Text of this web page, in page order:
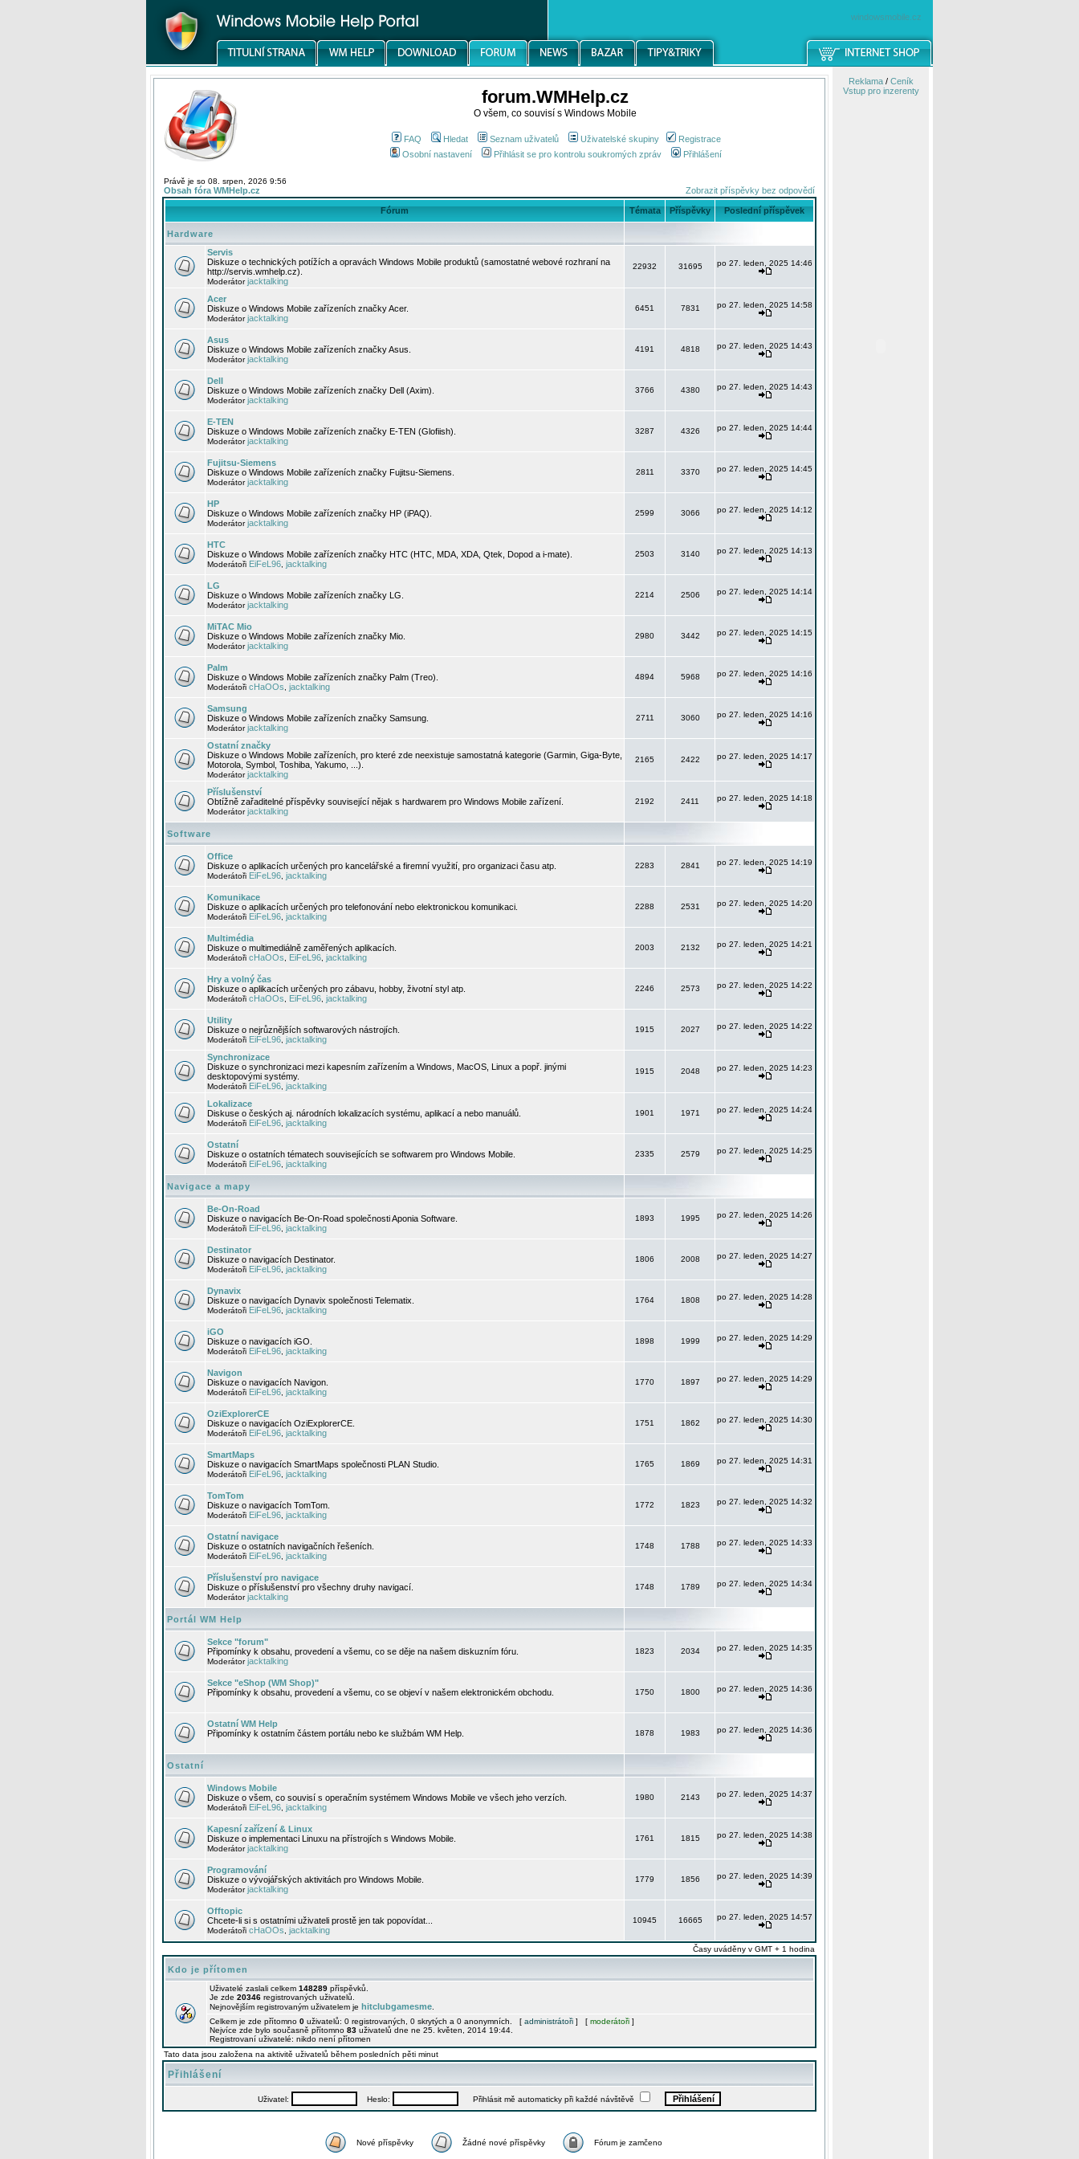
windowsmobile.cz
forum.WMHelp.cz
O všem, co souvisí s Windows Mobile
FAQ Hledat Seznam uživatelů Uživatelské skupiny
Registrace
Osobní nastavení
Přihlásit se pro kontrolu soukromých zpráv Přihlášení
Právě je so 08. srpen, 2026 9:56
Obsah fóra WMHelp.cz Zobrazit příspěvky bez odpovědí
Fórum Témata Příspěvky Poslední příspěvek
Hardware
Servis
Diskuze o technických potížích a opravách Windows Mobile produktů (samostatné webové rozhraní na
http://servis.wmhelp.cz).
Moderátorjacktalking
22932 31695 po 27. leden, 2025 14:46
Acer
Diskuze o Windows Mobile zařízeních značky Acer.
Moderátorjacktalking
6451 7831 po 27. leden, 2025 14:58
Asus
Diskuze o Windows Mobile zařízeních značky Asus.
Moderátorjacktalking
4191 4818 po 27. leden, 2025 14:43
Dell
Diskuze o Windows Mobile zařízeních značky Dell (Axim).
Moderátorjacktalking
3766 4380 po 27. leden, 2025 14:43
E-TEN
Diskuze o Windows Mobile zařízeních značky E-TEN (Glofiish).
Moderátorjacktalking
3287 4326 po 27. leden, 2025 14:44
Fujitsu-Siemens
Diskuze o Windows Mobile zařízeních značky Fujitsu-Siemens.
Moderátorjacktalking
2811 3370 po 27. leden, 2025 14:45
HP
Diskuze o Windows Mobile zařízeních značky HP (iPAQ).
Moderátorjacktalking
2599 3066 po 27. leden, 2025 14:12
HTC
Diskuze o Windows Mobile zařízeních značky HTC (HTC, MDA, XDA, Qtek, Dopod a i-mate).
Moderátoři EiFeL96 jacktalking
2503 3140 po 27. leden, 2025 14:13
LG
Diskuze o Windows Mobile zařízeních značky LG.
Moderátorjacktalking
2214 2506 po 27. leden, 2025 14:14
MiTAC Mio
Diskuze o Windows Mobile zařízeních značky Mio.
Moderátorjacktalking
2980 3442 po 27. leden, 2025 14:15
Palm
Diskuze o Windows Mobile zařízeních značky Palm (Treo).
Moderátoři cHaOOs jacktalking
4894 5968 po 27. leden, 2025 14:16
Samsung
Diskuze o Windows Mobile zařízeních značky Samsung.
Moderátorjacktalking
2711 3060 po 27. leden, 2025 14:16
Ostatní značky
Diskuze o Windows Mobile zařízeních, pro které zde neexistuje samostatná kategorie (Garmin, Giga-Byte,
Motorola, Symbol, Toshiba, Yakumo, ...).
Moderátorjacktalking
2165 2422 po 27. leden, 2025 14:17
Příslušenství
Obtížně zařaditelné příspěvky související nějak s hardwarem pro Windows Mobile zařízení.
Moderátorjacktalking
2192 2411 po 27. leden, 2025 14:18
Software
Office
Diskuze o aplikacích určených pro kancelářské a firemní využití, pro organizaci času atp.
Moderátoři EiFeL96 jacktalking
2283 2841 po 27. leden, 2025 14:19
Komunikace
Diskuze o aplikacích určených pro telefonování nebo elektronickou komunikaci.
Moderátoři EiFeL96 jacktalking
2288 2531 po 27. leden, 2025 14:20
Multimédia
Diskuze o multimediálně zaměřených aplikacích.
Moderátoři cHaOOs EiFeL96 jacktalking
2003 2132 po 27. leden, 2025 14:21
Hry a volný čas
Diskuze o aplikacích určených pro zábavu, hobby, životní styl atp.
Moderátoři cHaOOs EiFeL96 jacktalking
2246 2573 po 27. leden, 2025 14:22
Utility
Diskuze o nejrůznějších softwarových nástrojích.
Moderátoři EiFeL96 jacktalking
1915 2027 po 27. leden, 2025 14:22
Synchronizace
Diskuze o synchronizaci mezi kapesním zařízením a Windows, MacOS, Linux a popř. jinými
desktopovými systémy.
Moderátoři EiFeL96 jacktalking
1915 2048 po 27. leden, 2025 14:23
Lokalizace
Diskuse o českých aj. národních lokalizacích systému, aplikací a nebo manuálů.
Moderátoři EiFeL96 jacktalking
1901 1971 po 27. leden, 2025 14:24
Ostatní
Diskuze o ostatních tématech souvisejících se softwarem pro Windows Mobile.
Moderátoři EiFeL96 jacktalking
2335 2579 po 27. leden, 2025 14:25
Navigace a mapy
Be-On-Road
Diskuze o navigacích Be-On-Road společnosti Aponia Software.
Moderátoři EiFeL96 jacktalking
1893 1995 po 27. leden, 2025 14:26
Destinator
Diskuze o navigacích Destinator.
Moderátoři EiFeL96 jacktalking
1806 2008 po 27. leden, 2025 14:27
Dynavix
Diskuze o navigacích Dynavix společnosti Telematix.
Moderátoři EiFeL96 jacktalking
1764 1808 po 27. leden, 2025 14:28
iGO
Diskuze o navigacích iGO.
Moderátoři EiFeL96 jacktalking
1898 1999 po 27. leden, 2025 14:29
Navigon
Diskuze o navigacích Navigon.
Moderátoři EiFeL96 jacktalking
1770 1897 po 27. leden, 2025 14:29
OziExplorerCE
Diskuze o navigacích OziExplorerCE.
Moderátoři EiFeL96 jacktalking
1751 1862 po 27. leden, 2025 14:30
SmartMaps
Diskuze o navigacích SmartMaps společnosti PLAN Studio.
Moderátoři EiFeL96 jacktalking
1765 1869 po 27. leden, 2025 14:31
TomTom
Diskuze o navigacích TomTom.
Moderátoři EiFeL96 jacktalking
1772 1823 po 27. leden, 2025 14:32
Ostatní navigace
Diskuze o ostatních navigačních řešeních.
Moderátoři EiFeL96 jacktalking
1748 1788 po 27. leden, 2025 14:33
Příslušenství pro navigace
Diskuze o příslušenství pro všechny druhy navigací.
Moderátorjacktalking
1748 1789 po 27. leden, 2025 14:34
Portál WM Help
Sekce "forum"
Připomínky k obsahu, provedení a všemu, co se děje na našem diskuzním fóru.
Moderátorjacktalking
1823 2034 po 27. leden, 2025 14:35
Sekce "eShop (WM Shop)"
Připomínky k obsahu, provedení a všemu, co se objeví v našem elektronickém obchodu.
1750 1800 po 27. leden, 2025 14:36
Ostatní WM Help
Připomínky k ostatním částem portálu nebo ke službám WM Help.
1878 1983 po 27. leden, 2025 14:36
Ostatní
Windows Mobile
Diskuze o všem, co souvisí s operačním systémem Windows Mobile ve všech jeho verzích.
Moderátoři EiFeL96 jacktalking
1980 2143 po 27. leden, 2025 14:37
Kapesní zařízení & Linux
Diskuze o implementaci Linuxu na přístrojích s Windows Mobile.
Moderátorjacktalking
1761 1815 po 27. leden, 2025 14:38
Programování
Diskuze o vývojářských aktivitách pro Windows Mobile.
Moderátorjacktalking
1779 1856 po 27. leden, 2025 14:39
Offtopic
Chcete-li si s ostatními uživateli prostě jen tak popovídat...
Moderátoři cHaOOs jacktalking
10945 16665 po 27. leden, 2025 14:57
Časy uváděny v GMT + 1 hodina
Kdo je přítomen
Uživatelé zaslali celkem 148289 příspěvků.
Je zde 20346 registrovaných uživatelů.
Nejnovějším registrovaným uživatelem je hitclubgamesme
Celkem je zde přítomno 0 uživatelů: 0 registrovaných, 0 skrytých a 0 anonymních. [ administrátoři ] [ moderátoři ]
Nejvíce zde bylo současně přítomno 83 uživatelů dne ne 25. květen, 2014 19:44.
Registrovaní uživatelé: nikdo není přítomen
Tato data jsou založena na aktivitě uživatelů během posledních pěti minut
Přihlášení
Uživatel: Heslo: Přihlásit mě automaticky při každé návštěvě
Nové příspěvky Žádné nové příspěvky Fórum je zamčeno
Reklama/ Ceník
Vstup pro inzerenty